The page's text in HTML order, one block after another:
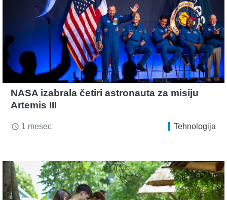
NASA izabrala četiri astronauta za misiju
Artemis III
access_time 1 mesec Tehnologija